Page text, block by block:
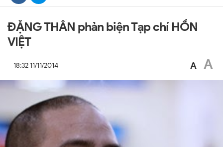
ĐẶNG THÂN phản biện Tạp chí HỒN
VIỆT
18:32 11/11/2014 A A